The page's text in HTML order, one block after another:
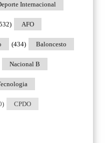
Internacional
AFO
Baloncesto
(434)
Nacional B
CPDO